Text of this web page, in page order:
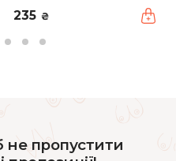
235 ₴
пропустити